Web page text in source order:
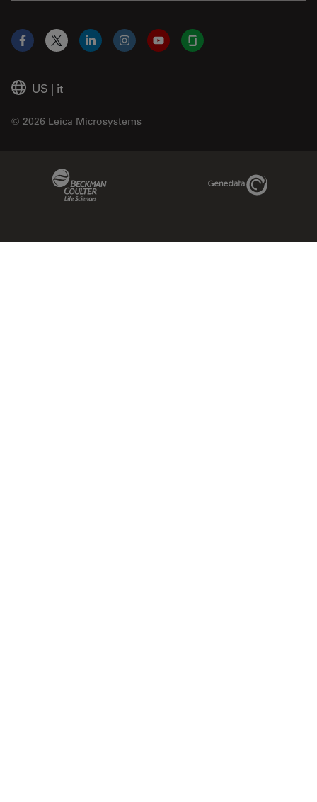
US | it
© 2026 Leica Microsystems
Facebook
X LinkedInInstagramYouTubeGlassdoor
Genedata Link
IDBS Link Abcam